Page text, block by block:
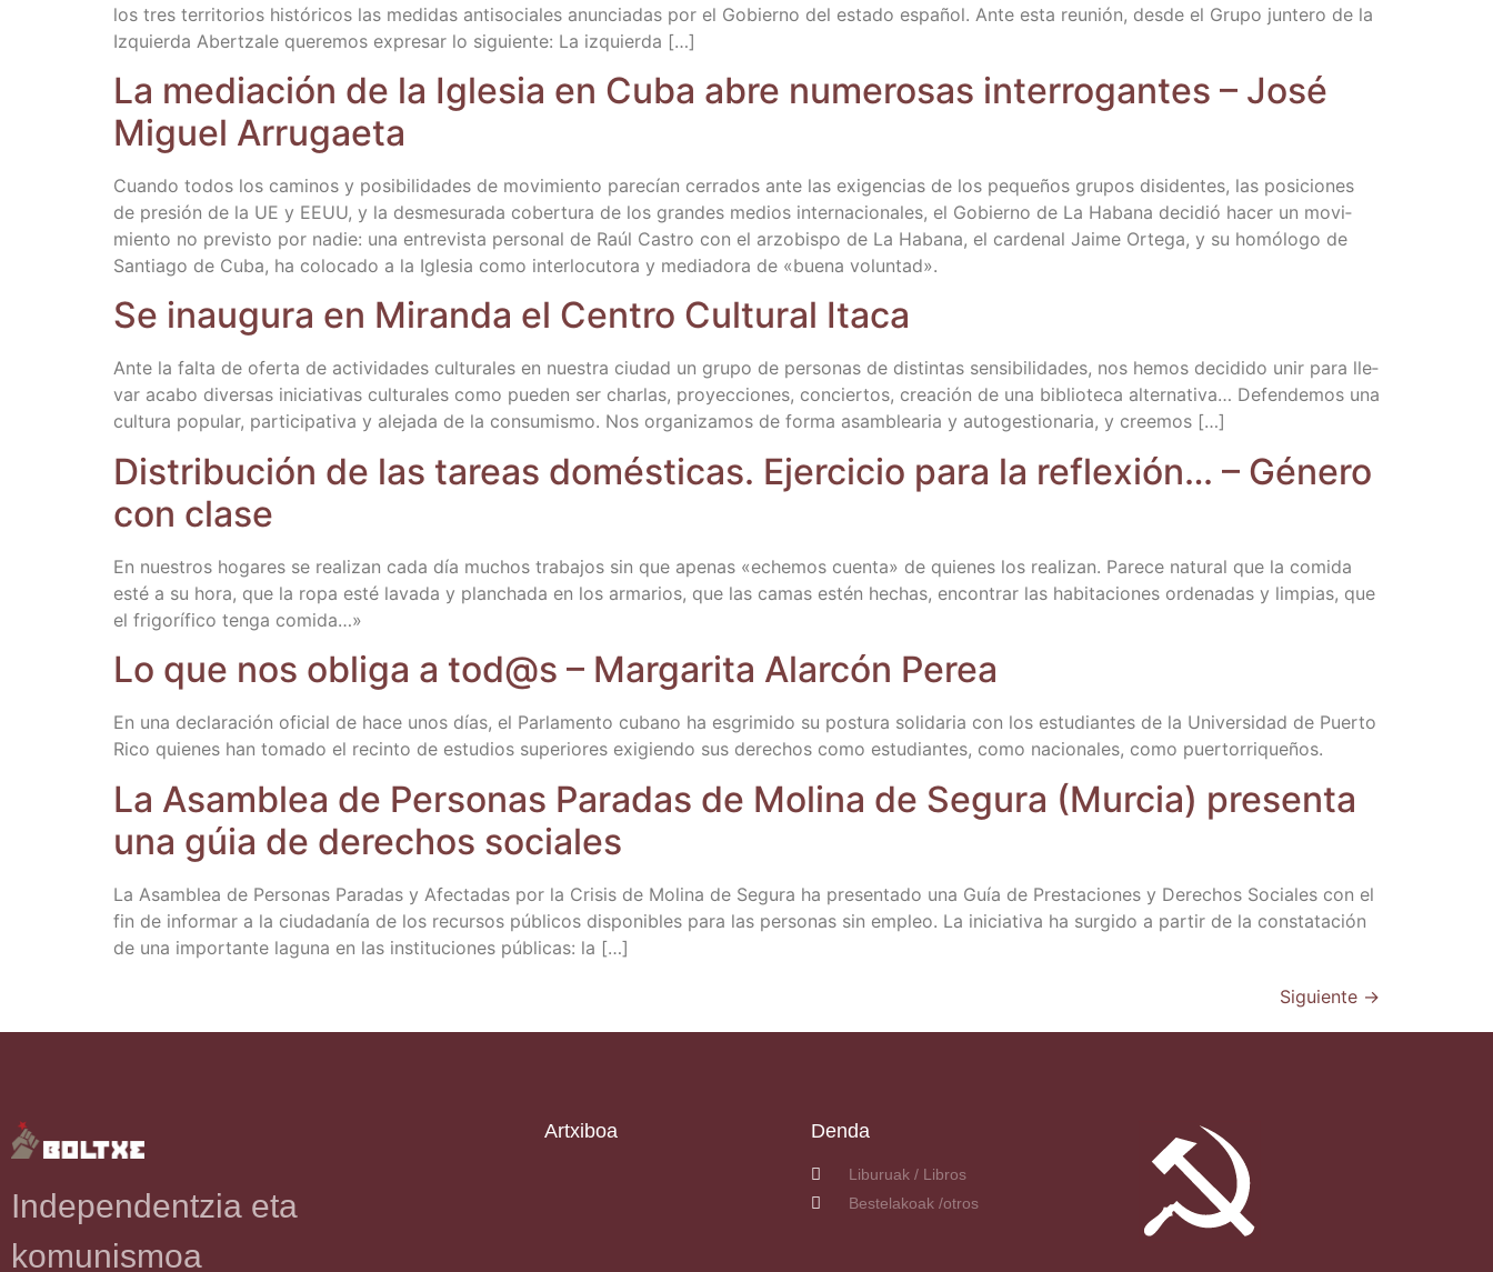
los tres terri­to­rios his­tó­ri­cos las medi­das anti­so­cia­les anun­cia­das por el Gobierno del esta­do espa­ñol. Ante esta reu­nión, des­de el Gru­po jun­te­ro de la
Izquier­da Aber­tza­le que­re­mos expre­sar lo siguien­te: La izquierda […]
La media­ción de la Igle­sia en Cuba abre nume­ro­sas inte­rro­gan­tes – José
Miguel Arrugaeta
Cuan­do todos los cami­nos y posi­bi­li­da­des de movi­mien­to pare­cían cerra­dos ante las exi­gen­cias de los peque­ños gru­pos disi­den­tes, las posi­cio­nes
de pre­sión de la UE y EEUU, y la des­me­su­ra­da cober­tu­ra de los gran­des medios inter­na­cio­na­les, el Gobierno de La Haba­na deci­dió hacer un movi­
mien­to no pre­vis­to por nadie: una entre­vis­ta per­so­nal de Raúl Cas­tro con el arzo­bis­po de La Haba­na, el car­de­nal Jai­me Orte­ga, y su homó­lo­go de
San­tia­go de Cuba, ha colo­ca­do a la Igle­sia como inter­lo­cu­to­ra y media­do­ra de «bue­na voluntad».
Se inau­gu­ra en Miran­da el Cen­tro Cul­tu­ral Itaca
Ante la fal­ta de ofer­ta de acti­vi­da­des cul­tu­ra­les en nues­tra ciu­dad un gru­po de per­so­nas de dis­tin­tas sen­si­bi­li­da­des, nos hemos deci­di­do unir para lle­
var aca­bo diver­sas ini­cia­ti­vas cul­tu­ra­les como pue­den ser char­las, pro­yec­cio­nes, con­cier­tos, crea­ción de una biblio­te­ca alter­na­ti­va… Defen­de­mos una
cul­tu­ra popu­lar, par­ti­ci­pa­ti­va y ale­ja­da de la con­su­mis­mo. Nos orga­ni­za­mos de for­ma asam­blea­ria y auto­ges­tio­na­ria, y creemos […]
Dis­tri­bu­ción de las tareas domés­ti­cas. Ejer­ci­cio para la refle­xión… – Géne­ro
con clase
En nues­tros hoga­res se rea­li­zan cada día muchos tra­ba­jos sin que ape­nas «eche­mos cuen­ta» de quie­nes los rea­li­zan. Pare­ce natu­ral que la comi­da
esté a su hora, que la ropa esté lava­da y plan­cha­da en los arma­rios, que las camas estén hechas, encon­trar las habi­ta­cio­nes orde­na­das y lim­pias, que
el fri­go­rí­fi­co ten­ga comida…»
Lo que nos obli­ga a tod@s – Mar­ga­ri­ta Alar­cón Perea
En una decla­ra­ción ofi­cial de hace unos días, el Par­la­men­to cubano ha esgri­mi­do su pos­tu­ra soli­da­ria con los estu­dian­tes de la Uni­ver­si­dad de Puer­to
Rico quie­nes han toma­do el recin­to de estu­dios supe­rio­res exi­gien­do sus dere­chos como estu­dian­tes, como nacio­na­les, como puertorriqueños.
La Asam­blea de Per­so­nas Para­das de Moli­na de Segu­ra (Mur­cia) pre­sen­ta
una gúia de dere­chos sociales
La Asam­blea de Per­so­nas Para­das y Afec­ta­das por la Cri­sis de Moli­na de Segu­ra ha pre­sen­ta­do una Guía de Pres­ta­cio­nes y Dere­chos Socia­les con el
fin de infor­mar a la ciu­da­da­nía de los recur­sos públi­cos dis­po­ni­bles para las per­so­nas sin empleo. La ini­cia­ti­va ha sur­gi­do a par­tir de la cons­ta­ta­ción
de una impor­tan­te lagu­na en las ins­ti­tu­cio­nes públi­cas: la […]
Siguiente →
Independentzia eta
komunismoa
Artxiboa Denda
Liburuak / Libros
Bestelakoak /otros